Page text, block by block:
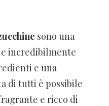
sono una
incredibilmente
e una
di tutti è possibile
e ricco di